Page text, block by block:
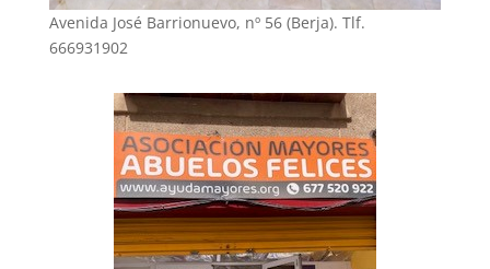
Avenida José Barrionuevo, nº 56 (Berja). Tlf.
666931902